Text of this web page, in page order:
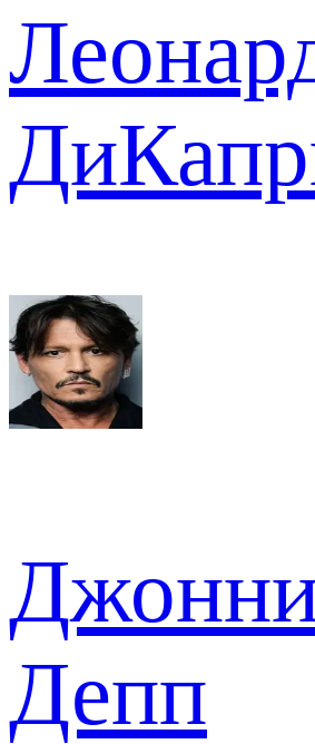
Депп